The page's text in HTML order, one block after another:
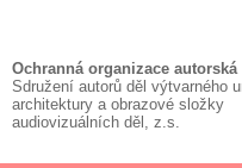
Ochranná organizace autorská
Sdružení autorů děl výtvarného
architektury a obrazové složky
audiovizuálních děl, z.s.